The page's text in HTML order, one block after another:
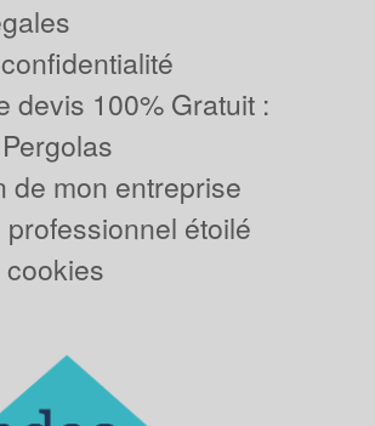
devis 100% Gratuit :
de mon entreprise
étoilé